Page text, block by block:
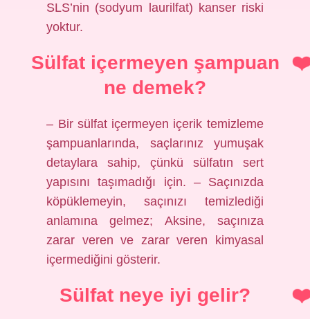
SLS’nin (sodyum laurilfat) kanser riski
yoktur.
Sülfat içermeyen şampuan
ne demek?
– Bir sülfat içermeyen içerik temizleme
şampuanlarında, saçlarınız yumuşak
detaylara sahip, çünkü sülfatın sert
yapısını taşımadığı için. – Saçınızda
köpüklemeyin, saçınızı temizlediği
anlamına gelmez; Aksine, saçınıza
zarar veren ve zarar veren kimyasal
içermediğini gösterir.
Sülfat neye iyi gelir?